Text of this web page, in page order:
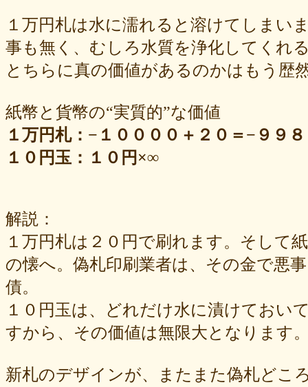
１万円札は水に濡れると溶けてしまい
事も無く、むしろ水質を浄化してくれ
とちらに真の価値があるのかはもう歴
紙幣と貨幣の“実質的”な価値
１万円札：−１００００＋２０＝−９９
１０円玉：１０円×∞
解説：
１万円札は２０円で刷れます。そして
の懐へ。偽札印刷業者は、その金で悪
債。
１０円玉は、どれだけ水に漬けておい
すから、その価値は無限大となります
新札のデザインが、またまた偽札どこ